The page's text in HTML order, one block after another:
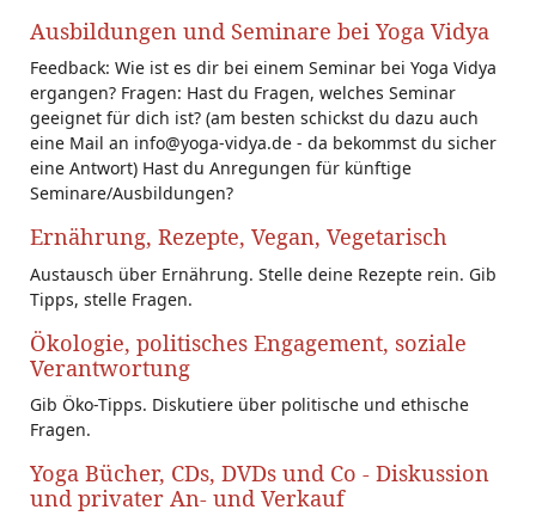
Ausbildungen und Seminare bei Yoga Vidya
Feedback: Wie ist es dir bei einem Seminar bei Yoga Vidya
ergangen? Fragen: Hast du Fragen, welches Seminar
geeignet für dich ist? (am besten schickst du dazu auch
eine Mail an info@yoga-vidya.de - da bekommst du sicher
eine Antwort) Hast du Anregungen für künftige
Seminare/Ausbildungen?
Ernährung, Rezepte, Vegan, Vegetarisch
Austausch über Ernährung. Stelle deine Rezepte rein. Gib
Tipps, stelle Fragen.
Ökologie, politisches Engagement, soziale
Verantwortung
Gib Öko-Tipps. Diskutiere über politische und ethische
Fragen.
Yoga Bücher, CDs, DVDs und Co - Diskussion
und privater An- und Verkauf